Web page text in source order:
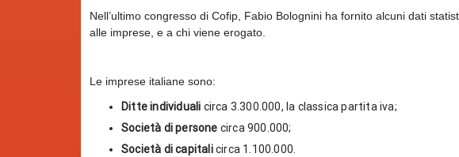
Nell’ultimo congresso di Cofip, Fabio Bolognini ha fornito alcuni dati
alle imprese, e a chi viene erogato.
Le imprese italiane sono:
Ditte individuali circa 3.300.000, la classica partita iva;
Società di persone circa 900.000;
Società di capitalicirca 1.100.000.